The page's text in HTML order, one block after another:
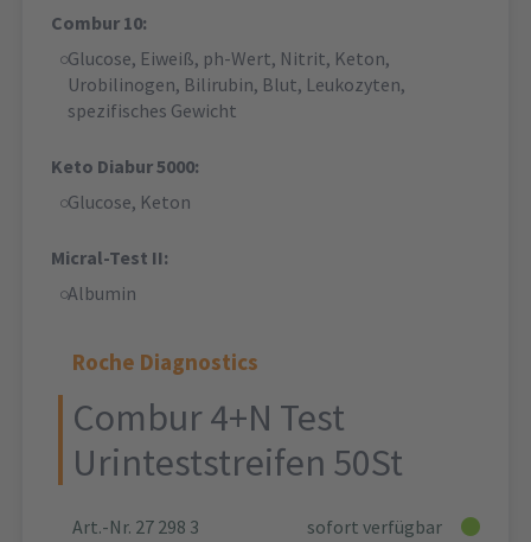
Combur 10:
Glucose, Eiweiß, ph-Wert, Nitrit, Keton,
Urobilinogen, Bilirubin, Blut, Leukozyten,
spezifisches Gewicht
Keto Diabur 5000:
Glucose, Keton
Micral-Test II:
Albumin
Roche Diagnostics
Combur 4+N Test
Urinteststreifen 50St
Art.-Nr. 27 298 3 sofort verfügbar